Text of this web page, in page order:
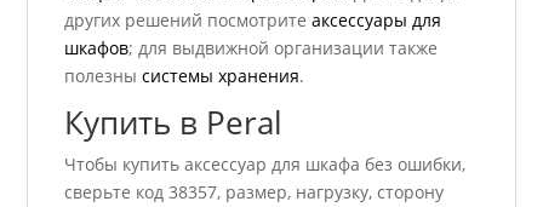
других решений посмотритеаксессуары для
шкафов; для выдвижной организации также
полезнысистемы хранения.
Купить в Peral
Чтобы купить аксессуар для шкафа без ошибки,
сверьте код 38357, размер, нагрузку, сторону